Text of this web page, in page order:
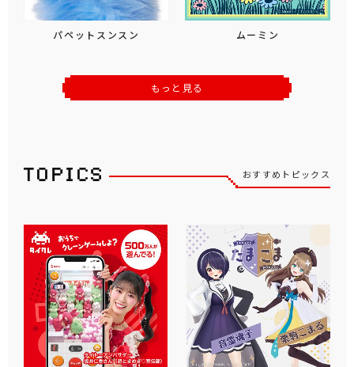
パペットスンスン ムーミン
もっと見る
おすすめトピックス